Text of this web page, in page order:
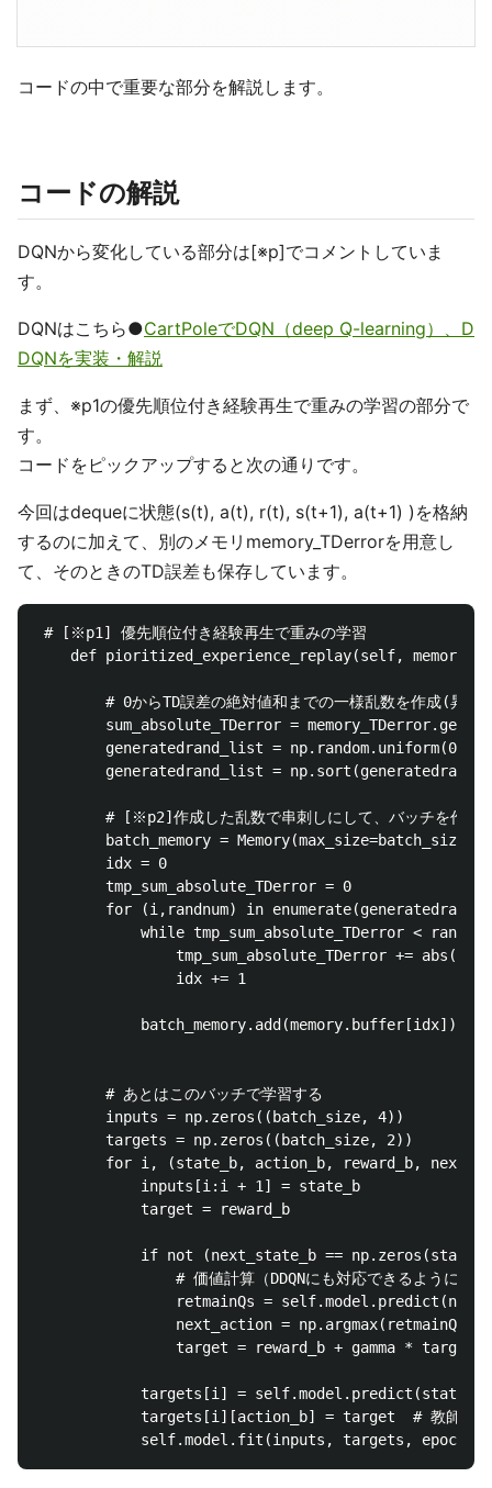
コードの中で重要な部分を解説します。
コードの解説
DQNから変化している部分は[※p]でコメントしていま
す。
DQNはこちら●CartPoleでDQN（deep Q-learning）、D
DQNを実装・解説
まず、※p1の優先順位付き経験再生で重みの学習の部分で
す。
コードをピックアップすると次の通りです。
今回はdequeに状態(s(t), a(t), r(t), s(t+1), a(t+1) )を格納
するのに加えて、別のメモリmemory_TDerrorを用意し
て、そのときのTD誤差も保存しています。
# [※p1] 優先順位付き経験再生で重みの学習
def pioritized_experience_replay(self, memory,
# 0からTD誤差の絶対値和までの一様乱数を作成(昇順
sum_absolute_TDerror =
generatedrand_list = np.random.uniform(0,
generatedrand_list =
# [※p2]作成した乱数で串刺しにして、バッチを作成
        batch_memory = Memory(max_size=batch_size)
        idx = 0
        tmp_sum_absolute_TDerror = 0
for (i,randnum) in
while tmp_sum_absolute_TDerror <
tmp_sum_absolute_TDerror +=
                idx += 1
            batch_memory.add(memory.buffer[idx])
        # あとはこのバッチで学習する
        inputs = np.zeros((batch_size, 4))
        targets = np.zeros((batch_size, 2))
for i, (state_b, action_b, reward_b,
            inputs[i:i + 1] = state_b
            target = reward_b
if not (next_state_b ==
# 価値計算（DDQNにも対応できるように、
retmainQs =
next_action = np.argmax(retmainQs)  #
target = reward_b + gamma *
targets[i] = self.model.predict(state_b)
            targets[i][action_b] = target  # 教師信号